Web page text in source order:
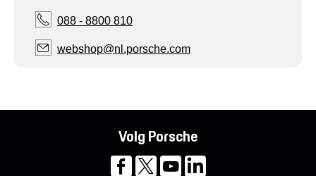
088 - 8800 810
webshop@nl.porsche.com
Volg Porsche